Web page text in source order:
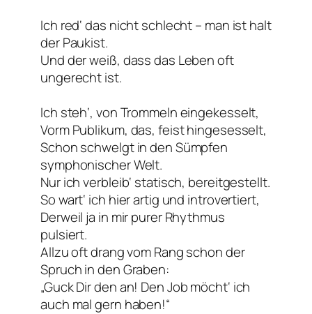
Ich red‘ das nicht schlecht – man ist halt
der Paukist.
Und der weiß, dass das Leben oft
ungerecht ist.
Ich steh‘, von Trommeln eingekesselt,
Vorm Publikum, das, feist hingesesselt,
Schon schwelgt in den Sümpfen
symphonischer Welt.
Nur ich verbleib‘ statisch, bereitgestellt.
So wart‘ ich hier artig und introvertiert,
Derweil ja in mir purer Rhythmus
pulsiert.
Allzu oft drang vom Rang schon der
Spruch in den Graben:
„Guck Dir den an! Den Job möcht‘ ich
auch mal gern haben!“